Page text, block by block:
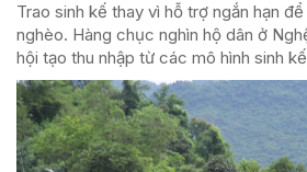
Trao sinh kế thay vì hỗ trợ ngắn hạn
nghèo. Hàng chục nghìn hộ dân ở
hội tạo thu nhập từ các mô hình sinh